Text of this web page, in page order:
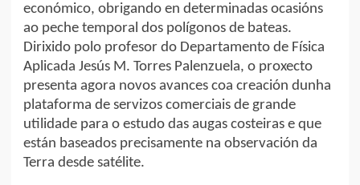
económico, obrigando en determinadas ocasións
ao peche temporal dos polígonos de bateas.
Dirixido polo profesor do Departamento de Física
Aplicada Jesús M. Torres Palenzuela, o proxecto
presenta agora novos avances coa creación dunha
plataforma de servizos comerciais de grande
utilidade para o estudo das augas costeiras e que
están baseados precisamente na observación da
Terra desde satélite.